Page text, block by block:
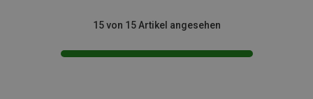
15 von 15 Artikel angesehen